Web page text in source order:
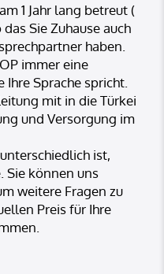
1 Jahr lang betreut (
Sie Zuhause auch
haben.
immer eine
Sprache spricht.
mit in die Türkei
und Versorgung im
ist,
Sie können uns
weitere Fragen zu
Preis für Ihre